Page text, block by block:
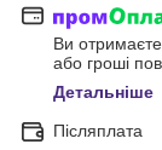
Ви
або гроші
Детальніше
Післяплата